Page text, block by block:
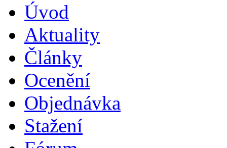
Úvod
Aktuality
Články
Ocenění
Objednávka
Stažení